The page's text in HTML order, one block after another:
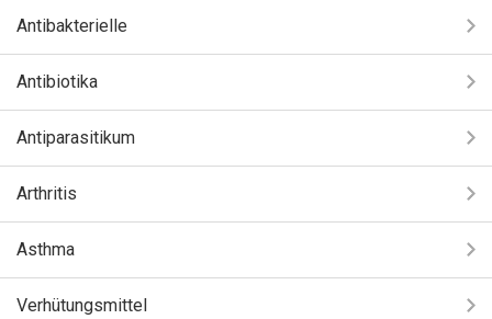
Antibakterielle
Antibiotika
Antiparasitikum
Arthritis
Asthma
Verhütungsmittel